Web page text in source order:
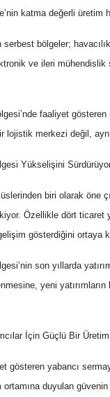
katma değerli üretim
serbest bölgeler;
ve ileri
faaliyet gösteren
lojistik merkezi değil,
Yükselişini
biri olarak öne
Özellikle dört ticaret
gösterdiğini ortaya
son yıllarda
yeni
İçin Güçlü Bir
gösteren yabancı
ortamına duyulan